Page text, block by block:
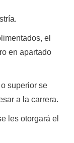
el
en apartado
superior se
a la carrera.
les otorgará el